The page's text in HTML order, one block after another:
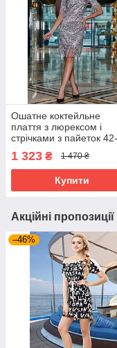
Ошатне коктейльне
плаття з люрексом і
стрічками з пайеток
леопардове
1 323 ₴ 1 470 ₴
Купити
Акційні
–46%